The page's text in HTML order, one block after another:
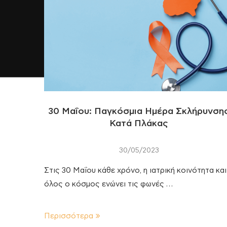
30 Μαΐου: Παγκόσμια Ημέρα
Κατά Πλάκας
30/05/2023
Στις 30 Μαΐου κάθε χρόνο, η ιατρική κοινότητα και
όλος ο κόσμος ενώνει τις φωνές …
Περισσότερα